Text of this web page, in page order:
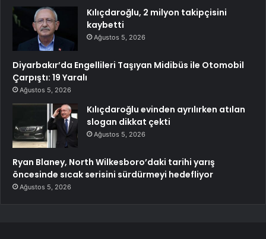
Kılıçdaroğlu, 2 milyon takipçisini
kaybetti
Ağustos 5, 2026
Diyarbakır’da Engellileri Taşıyan Midibüs ile Otomobil
Çarpıştı: 19 Yaralı
Ağustos 5, 2026
Kılıçdaroğlu evinden ayrılırken atılan
slogan dikkat çekti
Ağustos 5, 2026
Ryan Blaney, North Wilkesboro’daki tarihi yarış
öncesinde sıcak serisini sürdürmeyi hedefliyor
Ağustos 5, 2026